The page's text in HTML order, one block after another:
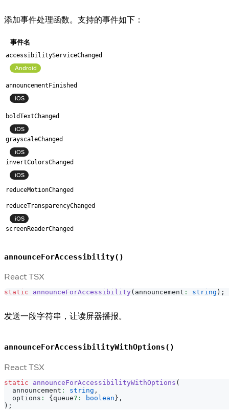
添加事件处理函数。支持的事件如下：
事件名
accessibilityServiceChanged
Android
announcementFinished
iOS
boldTextChanged
iOS
grayscaleChanged
iOS
invertColorsChanged
iOS
reduceMotionChanged
reduceTransparencyChanged
iOS
screenReaderChanged
announceForAccessibility()
React TSX
static announceForAccessibility ( announcement : string ) ;
发送一段字符串，让读屏器播报。
announceForAccessibilityWithOptions()
React TSX
static announceForAccessibilityWithOptions (
  announcement
: string ,
  options
: { queue? : boolean } ,
) ;